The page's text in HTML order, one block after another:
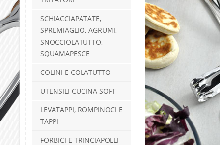
SCHIACCIAPATATE,
SPREMIAGLIO, AGRUMI,
SNOCCIOLATUTTO,
SQUAMAPESCE
COLINI E COLATUTTO
UTENSILI CUCINA SOFT
LEVATAPPI, ROMPINOCI E
TAPPI
FORBICI E TRINCIAPOLLI